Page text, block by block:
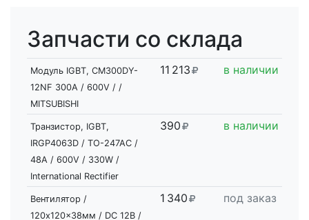
Запчасти со склада
Модуль IGBT, CM300DY-
12NF 300A / 600V / /
MITSUBISHI
11 213 в наличии
Транзистор, IGBT,
IRGP4063D / TO-247AC /
48A / 600V / 330W /
International Rectifier
390 в наличии
Вентилятор /
120x120x38мм / DC 12В /
1 340 под заказ